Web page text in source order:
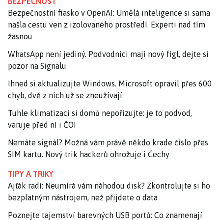
Bezpečnostní fiasko v OpenAI: Umělá inteligence si sama
našla cestu ven z izolovaného prostředí. Experti nad tím
žasnou
WhatsApp není jediný. Podvodníci mají nový fígl, dejte si
pozor na Signalu
Ihned si aktualizujte Windows. Microsoft opravil přes 600
chyb, dvě z nich už se zneužívají
Tuhle klimatizaci si domů nepořizujte: je to podvod,
varuje před ní i ČOI
Nemáte signál? Možná vám právě někdo krade číslo přes
SIM kartu. Nový trik hackerů ohrožuje i Čechy
TIPY A TRIKY
Ajťák radí: Neumírá vám náhodou disk? Zkontrolujte si ho
bezplatným nástrojem, než přijdete o data
Poznejte tajemství barevných USB portů: Co znamenají